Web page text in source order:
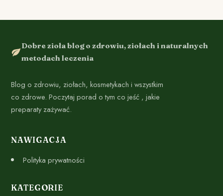
Dobre zioła blog o zdrowiu, ziołach i naturalnych
metodach leczenia
Blog o zdrowiu, ziołach, kosmetykach i wszystkim
co zdrowe. Poczytaj porad o tym co jeść , jakie
preparaty zażywać.
NAWIGACJA
Polityka prywatności
KATEGORIE